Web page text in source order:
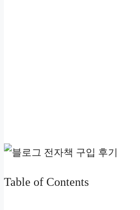
Table of Contents